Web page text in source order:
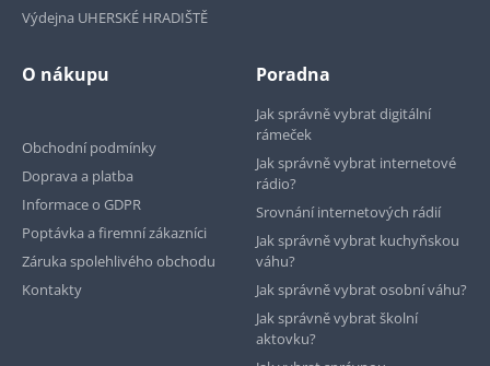
Výdejna UHERSKÉ HRADIŠTĚ
O nákupu
Obchodní podmínky
Doprava a platba
Informace o GDPR
Poptávka a firemní zákazníci
Záruka spolehlivého obchodu
Kontakty
Poradna
Jak správně vybrat digitální
rámeček
Jak správně vybrat internetové
rádio?
Srovnání internetových rádií
Jak správně vybrat kuchyňskou
váhu?
Jak správně vybrat osobní váhu?
Jak správně vybrat školní
aktovku?